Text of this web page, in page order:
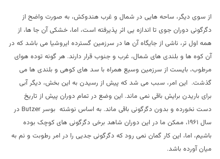
از سوی دیگر، ساحه هایی در شمال و غرب هندوکش، به صورت واضح از
دگرگونی دوران جوی تا اندازه یی اثر پذیرفته است، اما، خشکی آن جا ها، از
همه اول تر، ناشی از جایگاه آن ها در سرزمین گسترده ایروشیا می باشد که در
آن کوه ها و بلندی های شمال، غرب و جنوب قرار دارند. هر گونه توده هوای
مرطوب، بایست از سرزمین وسیع همراه با سد های کوهی و بلندی ها می
گذشت. این امر، سبب می شد که پیش از رسیدن به این بخش، دیگر آبی
برای باریدن برایش باقی نمی ماند. این وضع در تمام دوران پیش از تاریخ
دست نخورده و بدون دگرگونی باقی ماند. به اساس نوشته بوسرButzer در
سال ۱۹۶۱، ممکن ما در این دوران شاهد برخی دگرگونی های کوچک بوده
باشیم، اما، این کار گمان نمی رود که دگرگونی جدیی را در امر رطوبت و نم به
میان آورده باشد.